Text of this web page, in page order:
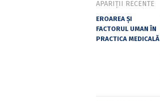
APARIȚII RECENTE
EROAREA ȘI
FACTORUL UMAN ÎN
PRACTICA MEDICALĂ